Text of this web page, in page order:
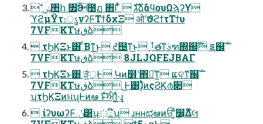
 ࣗݾ঺հ ৿Ӭ఩ฏ ΋Γͯͭ  גࣜձࣾάϥουΩϡʔϒ
ϓϩμΫτ։ൃνʔϜΤϯδχΞ ओʹϑϩϯτΤϯυ
7VFKTษڧձ
 τϦϏΞͱ͸ ͩ͘Βͳ͍͜ͱ ᘭ຤ͳ͜ͱ ࡶֶతͳࣄฑ΍஌ࣝ ౾஌ࣝ
7VFKTษڧձ 8JLJQFEJBΑΓ
 τϦϏΞͱ͸ ੜ্͖͍ͯ͘Ͱ Կͷ໾ʹ΋ཱͨͳ͍ ແବͳ஌ࣝ
7VFKTษڧձ ͜͜Ͱ͸ɺ͔ͭͯͷςϨϏ൪૊
ʮτϦϏΞͷઘʯͰͷఆٛ ͱͯ͠ਐΊ͍͖ͯ·͢ɻ
 ίʔυωʔϜ ݩ͸ʮ҉߸໊ʯ ɹʜʜಛఆͷਓʹ͚ͩ෼͔Δ໊લ